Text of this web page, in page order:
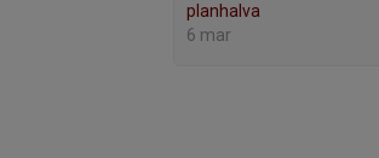
planhalva
6 mar